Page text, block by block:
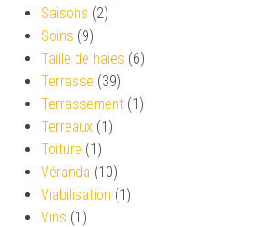
Saisons (2)
Soins (9)
Taille de haies (6)
Terrasse (39)
Terrassement (1)
Terreaux (1)
Toiture (1)
Véranda (10)
Viabilisation (1)
Vins (1)